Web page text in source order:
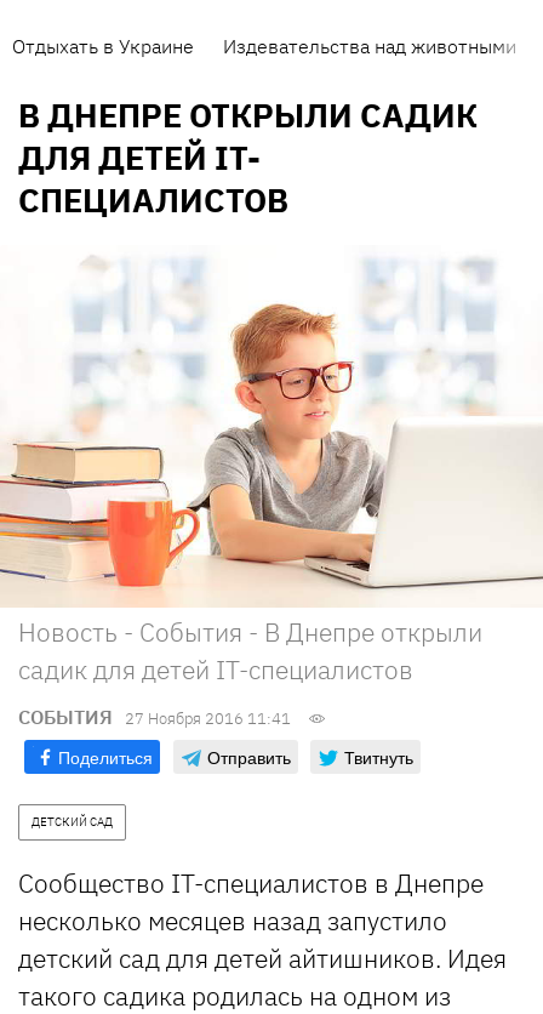
Отдыхать в Украине Издевательства над животными
В ДНЕПРЕ ОТКРЫЛИ САДИК
ДЛЯ ДЕТЕЙ IT-
СПЕЦИАЛИСТОВ
Новость - События - В Днепре открыли
садик для детей IT-специалистов
СОБЫТИЯ 27 Ноября 2016 11:41
Поделиться Отправить Твитнуть
ДЕТСКИЙ САД
Сообщество IT-специалистов в Днепре
несколько месяцев назад запустило
детский сад для детей айтишников. Идея
такого садика родилась на одном из